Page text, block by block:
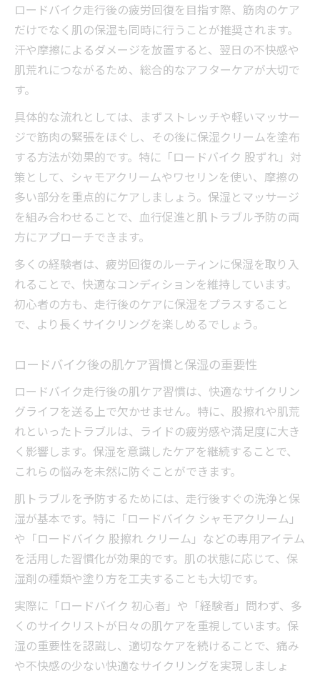
ロードバイク走行後の疲労回復を目指す際、筋肉のケア
だけでなく肌の保湿も同時に行うことが推奨されます。
汗や摩擦によるダメージを放置すると、翌日の不快感や
肌荒れにつながるため、総合的なアフターケアが大切で
す。
具体的な流れとしては、まずストレッチや軽いマッサー
ジで筋肉の緊張をほぐし、その後に保湿クリームを塗布
する方法が効果的です。特に「ロードバイク 股ずれ」対
策として、シャモアクリームやワセリンを使い、摩擦の
多い部分を重点的にケアしましょう。保湿とマッサージ
を組み合わせることで、血行促進と肌トラブル予防の両
方にアプローチできます。
多くの経験者は、疲労回復のルーティンに保湿を取り入
れることで、快適なコンディションを維持しています。
初心者の方も、走行後のケアに保湿をプラスすること
で、より長くサイクリングを楽しめるでしょう。
ロードバイク後の肌ケア習慣と保湿の重要性
ロードバイク走行後の肌ケア習慣は、快適なサイクリン
グライフを送る上で欠かせません。特に、股擦れや肌荒
れといったトラブルは、ライドの疲労感や満足度に大き
く影響します。保湿を意識したケアを継続することで、
これらの悩みを未然に防ぐことができます。
肌トラブルを予防するためには、走行後すぐの洗浄と保
湿が基本です。特に「ロードバイク シャモアクリーム」
や「ロードバイク 股擦れ クリーム」などの専用アイテム
を活用した習慣化が効果的です。肌の状態に応じて、保
湿剤の種類や塗り方を工夫することも大切です。
実際に「ロードバイク 初心者」や「経験者」問わず、多
くのサイクリストが日々の肌ケアを重視しています。保
湿の重要性を認識し、適切なケアを続けることで、痛み
や不快感の少ない快適なサイクリングを実現しましょ